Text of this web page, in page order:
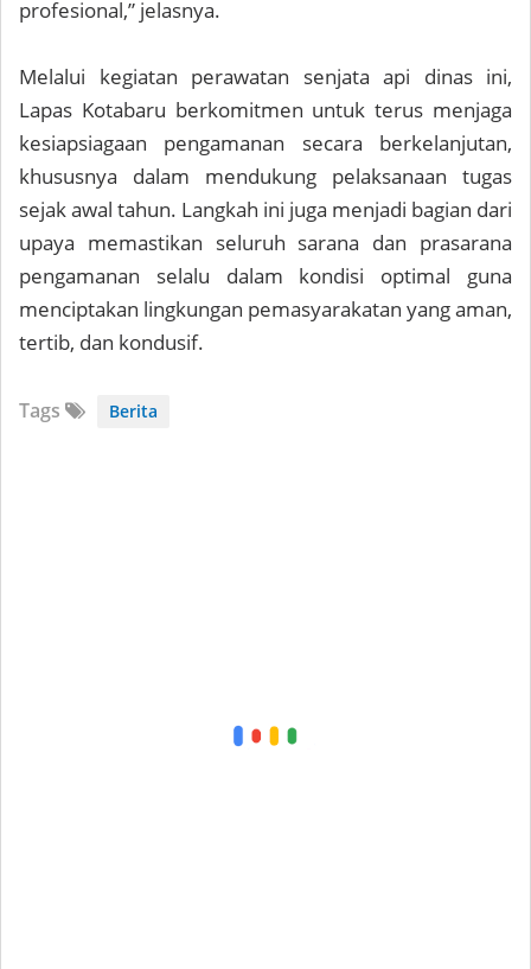
profesional,” jelasnya.
Melalui kegiatan perawatan senjata api dinas ini,
Lapas Kotabaru berkomitmen untuk terus menjaga
kesiapsiagaan pengamanan secara berkelanjutan,
khususnya dalam mendukung pelaksanaan tugas
sejak awal tahun. Langkah ini juga menjadi bagian dari
upaya memastikan seluruh sarana dan prasarana
pengamanan selalu dalam kondisi optimal guna
menciptakan lingkungan pemasyarakatan yang aman,
tertib, dan kondusif.
Tags Berita